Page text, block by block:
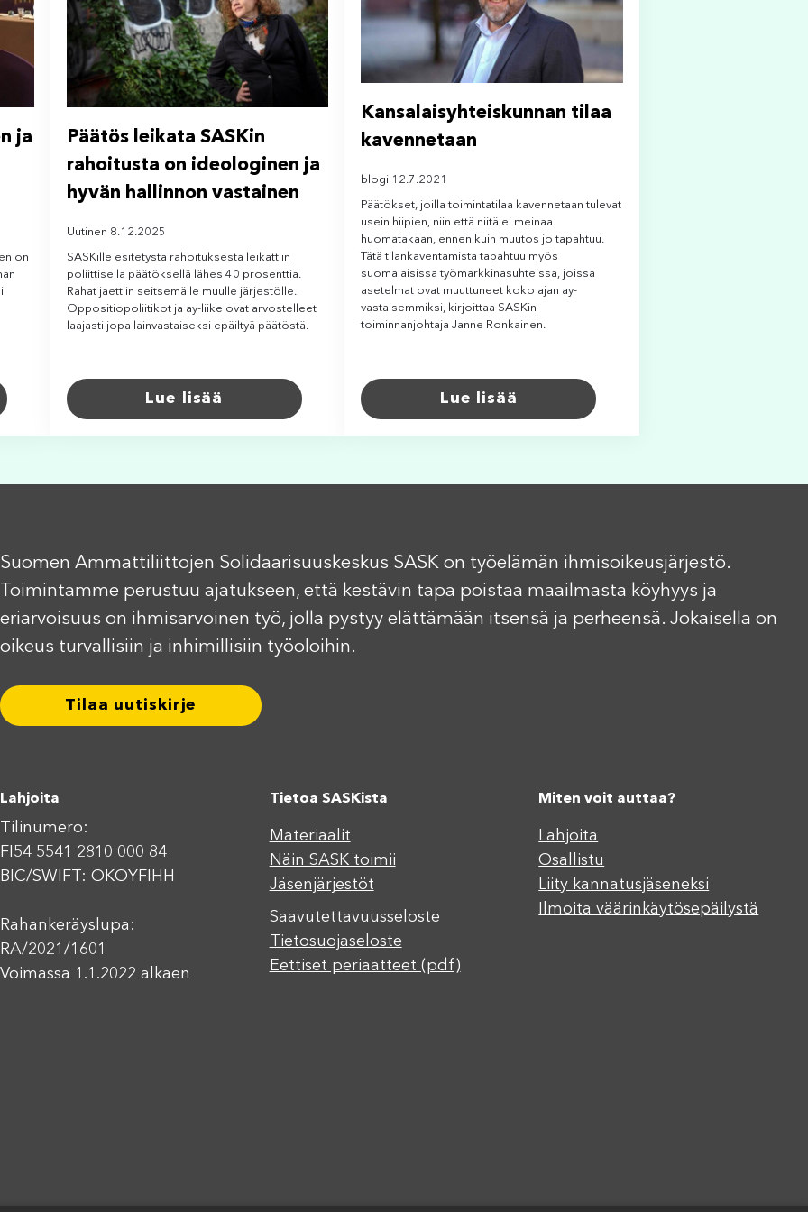
ja
on
Päätös leikata SASKin
rahoitusta on ideologinen ja
hyvän hallinnon vastainen
Uutinen 8.12.2025
SASKille esitetystä rahoituksesta leikattiin
poliittisella päätöksellä lähes 40 prosenttia.
Rahat jaettiin seitsemälle muulle järjestölle.
Oppositiopoliitikot ja ay-liike ovat arvostelleet
laajasti jopa lainvastaiseksi epäiltyä päätöstä.
Lue lisää
Kansalaisyhteiskunnan tilaa
kavennetaan
blogi 12.7.2021
Päätökset, joilla toimintatilaa kavennetaan tulevat
usein hiipien, niin että niitä ei meinaa
huomatakaan, ennen kuin muutos jo tapahtuu.
Tätä tilankaventamista tapahtuu myös
suomalaisissa työmarkkinasuhteissa, joissa
asetelmat ovat muuttuneet koko ajan ay-
vastaisemmiksi, kirjoittaa SASKin
toiminnanjohtaja Janne Ronkainen.
Lue lisää
Suomen Ammattiliittojen Solidaarisuuskeskus SASK on työelämän ihmisoikeusjärjestö.
Toimintamme perustuu ajatukseen, että kestävin tapa poistaa maailmasta köyhyys ja
eriarvoisuus on ihmisarvoinen työ, jolla pystyy elättämään itsensä ja perheensä. Jokaisella on
oikeus turvallisiin ja inhimillisiin työoloihin.
Tilaa uutiskirje
Lahjoita
Tilinumero:
FI54 5541 2810 000 84
BIC/SWIFT: OKOYFIHH
Rahankeräyslupa:
RA/2021/1601
Voimassa 1.1.2022 alkaen
Tietoa SASKista
Materiaalit
Näin SASK toimii
Jäsenjärjestöt
Saavutettavuusseloste
Tietosuojaseloste
Eettiset periaatteet (pdf)
Miten voit auttaa?
Lahjoita
Osallistu
Liity kannatusjäseneksi
Ilmoita väärinkäytösepäilystä